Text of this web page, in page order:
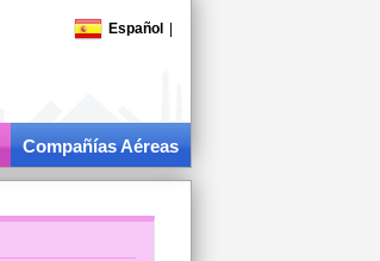
Español
Compañías Aéreas